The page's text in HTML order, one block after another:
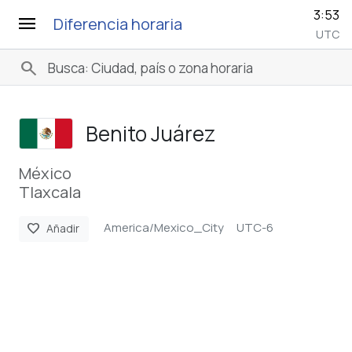
menu Diferencia horaria 3:53
UTC
search
Benito Juárez
México
Tlaxcala
favorite Añadir America/Mexico_City UTC-6